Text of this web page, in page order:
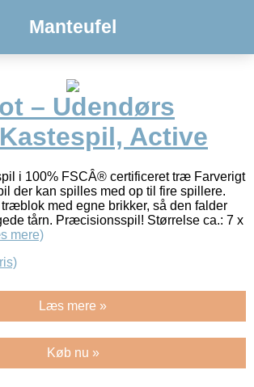
Manteufel
– Udendørs
Active
i 100% FSCÂ® certificeret træ Farverigt
der kan spilles med op til fire spillere.
med egne brikker, så den falder
tårn. Præcisionsspil! Størrelse ca.: 7 x
mere)
Læs mere »
Køb nu »